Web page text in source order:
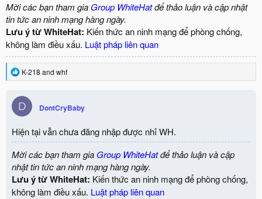
Mời các bạn tham gia Group WhiteHatđể thảo luận và cập nhật
tin tức an ninh mạng hàng ngày.
Lưu ý từ WhiteHat: Kiến thức an ninh mạng để phòng chống,
không làm điều xấu. Luật pháp liên quan
R
e
c
t
i
o
n
s
:
K-218 and whf
D DontCryBaby
Hiện tại vẫn chưa đăng nhập được nhỉ WH.
Mời các bạn tham gia Group WhiteHatđể thảo luận và cập
nhật tin tức an ninh mạng hàng ngày.
Lưu ý từ WhiteHat: Kiến thức an ninh mạng để phòng chống,
không làm điều xấu. Luật pháp liên quan